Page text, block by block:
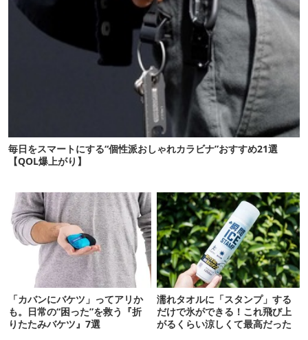
毎日をスマートにする“個性派おしゃれカラビナ”おすすめ21選
【QOL爆上がり】
「カバンにバケツ」ってアリか
も。日常の“困った”を救う『折
りたたみバケツ』7選
濡れタオルに「スタンプ」する
だけで氷ができる！これ飛び上
がるくらい涼しくて最高だった